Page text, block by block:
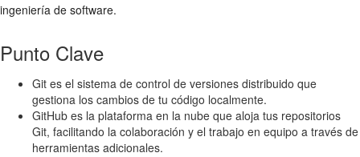
ingeniería de software.
Punto Clave
Git es el sistema de control de versiones distribuido que
gestiona los cambios de tu código localmente.
GitHub es la plataforma en la nube que aloja tus repositorios
Git, facilitando la colaboración y el trabajo en equipo a través de
herramientas adicionales.